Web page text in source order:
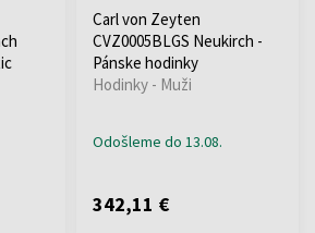
Carl von Zeyten
CVZ0005BLGS Neukirch -
Pánske hodinky
Hodinky - Muži
Odošleme do 13.08.
342,11 €